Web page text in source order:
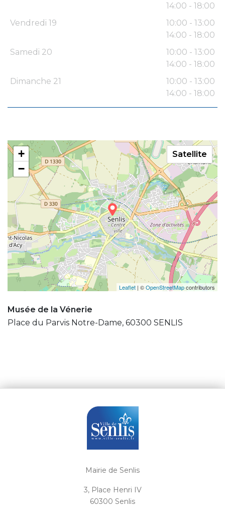
14:00 - 18:00
Vendredi 19
10:00 - 13:00
14:00 - 18:00
Samedi 20
10:00 - 13:00
14:00 - 18:00
Dimanche 21
10:00 - 13:00
14:00 - 18:00
+
−
Leaflet | ©OpenStreetMapcontributors
Satellite
Musée de la Vénerie
Place du Parvis Notre-Dame, 60300 SENLIS
Mairie de Senlis
3, Place Henri IV
60300 Senlis